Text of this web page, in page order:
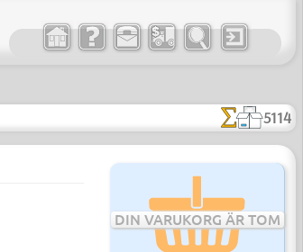
5114
DIN VARUKORG ÄR TOM